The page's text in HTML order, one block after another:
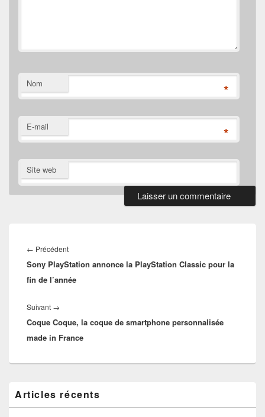
Nom *
E-mail *
Site web
de
l’article
← PrécédentArticle
précédent :
Sony PlayStation annonce la PlayStation Classic pour la
fin de l’année
Suivant →
suivant :
Coque Coque, la coque de smartphone personnalisée
made in France
principale
de
Articles récents